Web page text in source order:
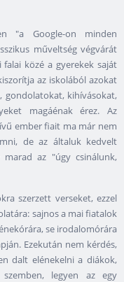
"a Google-on minden
műveltség végvárát
közé a gyerekek saját
az iskolából azokat
gondolatokat, kihívásokat,
magáénak érez. Az
ember fiait ma már nem
de az általuk kedvelt
marad az "úgy csinálunk,
szerzett verseket, ezzel
sajnos a mai fiatalok
se irodalomórára
Ezekután nem kérdés,
dalt elénekelni a diákok,
legyen az egy